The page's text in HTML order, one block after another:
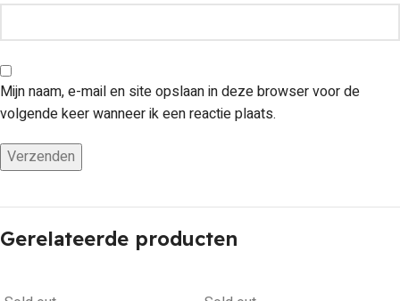
Mijn naam, e-mail en site opslaan in deze browser voor de
volgende keer wanneer ik een reactie plaats.
Gerelateerde producten